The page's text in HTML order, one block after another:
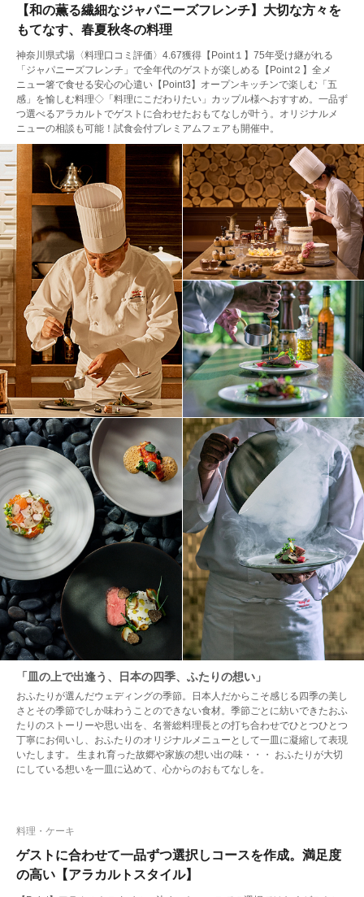
【和の薫る繊細なジャパニーズフレンチ】大切な方々を
もてなす、春夏秋冬の料理
神奈川県式場〈料理口コミ評価〉4.67獲得【Point１】75年受け継がれる
「ジャパニーズフレンチ」で全年代のゲストが楽しめる【Point２】全メ
ニュー箸で食せる安心の心遣い【Point3】オープンキッチンで楽しむ「五
感」を愉しむ料理◇「料理にこだわりたい」カップル様へおすすめ。一品ず
つ選べるアラカルトでゲストに合わせたおもてなしが叶う。オリジナルメ
ニューの相談も可能！試食会付プレミアムフェアも開催中。
「皿の上で出逢う、日本の四季、ふたりの想い」
おふたりが選んだウェディングの季節。日本人だからこそ感じる四季の美し
さとその季節でしか味わうことのできない食材。季節ごとに紡いできたおふ
たりのストーリーや思い出を、名誉総料理長との打ち合わせでひとつひとつ
丁寧にお伺いし、おふたりのオリジナルメニューとして一皿に凝縮して表現
いたします。 生まれ育った故郷や家族の想い出の味・・・ おふたりが大切
にしている想いを一皿に込めて、心からのおもてなしを。
ゲストに合わせて一品ずつ選択しコースを作成。満足度
の高い【アラカルトスタイル】
料理・ケーキ